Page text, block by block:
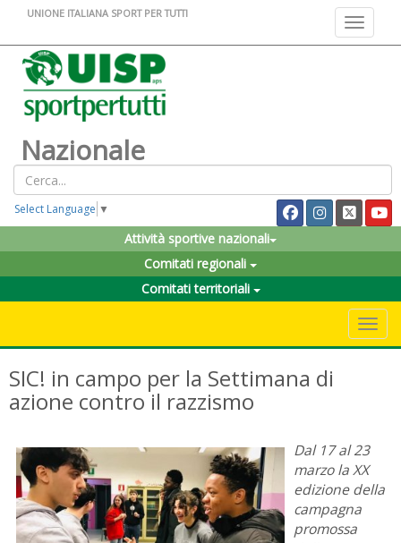
Toggle
UNIONE ITALIANA SPORT PER TUTTI
Nazionale
Select Language ▼
Attività sportive nazionali
Comitati regionali
Comitati territoriali
SIC! in campo per la Settimana di
azione contro il razzismo
Dal 17 al 23
marzo la XX
edizione della
campagna
promossa